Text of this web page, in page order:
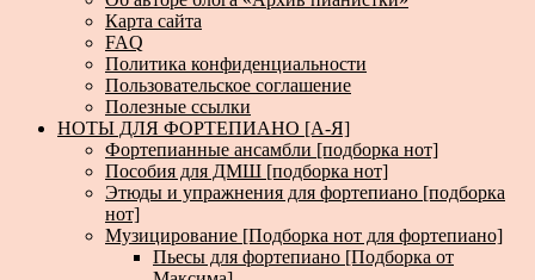
Карта сайта
FAQ
Политика конфиденциальности
Пользовательское соглашение
Полезные ссылки
НОТЫ ДЛЯ ФОРТЕПИАНО [А-Я]
Фортепианные ансамбли [подборка нот]
Пособия для ДМШ [подборка нот]
Этюды и упражнения для фортепиано [подборка
нот]
Музицирование [Подборка нот для фортепиано]
Пьесы для фортепиано [Подборка от